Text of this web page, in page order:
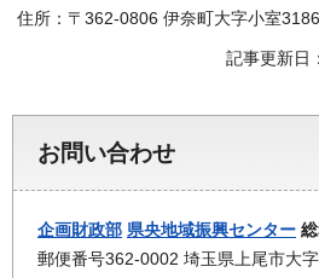
住所：〒362-0806 伊奈町大字小室
記事更新日
お問い合わせ
企画財政部 県央地域振興センター
郵便番号362-0002 埼玉県上尾市大